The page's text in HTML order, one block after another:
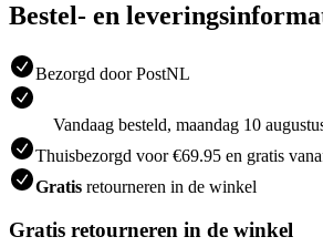
Bestel- en
Bezorgd door PostNL
Vandaag besteld, maandag 10
Thuisbezorgd voor €69.95 en gratis
Gratis retourneren in de winkel
Gratis retourneren in de winkel